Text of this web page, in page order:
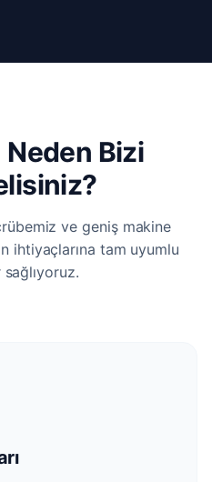
Bizi
ve geniş makine
ihtiyaçlarına tam uyumlu